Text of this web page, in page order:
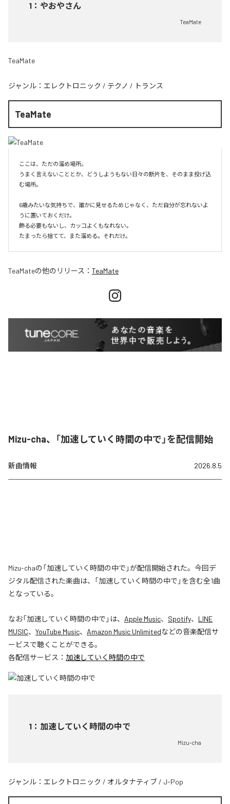
1 ： やおやさん
TeaMate
TeaMate
ジャンル： エレクトロニック / テクノ / トランス
TeaMate
ここは、ただの溜め場所。
うまく言えないこととか、どうしようもない日々の断片を、そのまま投げ込
む場所。
6歳みたいな気持ちで、誰かに見せるためじゃなく、ただ自分が忘れないよ
うに置いておくだけ。
飾る必要もないし、カッコよくもなれない。
たまったら捨てて、また溜める。それだけ。
TeaMateの他のリリース： TeaMate
Mizu-cha、「加速していく時間の中で」を配信開始
新曲情報 2026.8.5
Mizu-chaの「加速していく時間の中で」が配信開始された。今回デ
ジタル配信された楽曲は、「加速していく時間の中で」を含む全1曲
となっている。
なお「加速していく時間の中で 」は、 Apple Music、 Spotify、 LINE
MUSIC、 YouTube Music、 Amazon Music Unlimitedなどの音楽配信サ
ービスで聴くことができる。
各配信サービス： 加速していく時間の中で
1 ： 加速していく時間の中で
Mizu-cha
ジャンル： エレクトロニック / オルタナティブ / J-Pop